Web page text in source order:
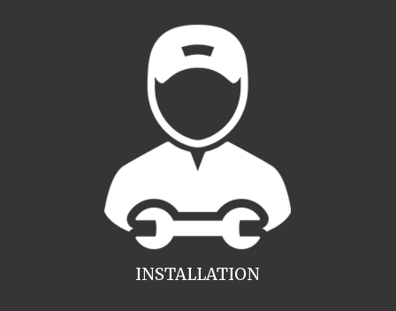
INSTALLATION